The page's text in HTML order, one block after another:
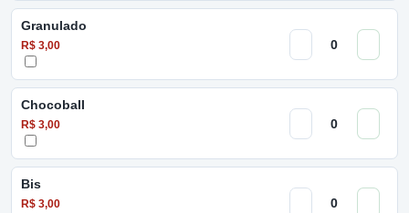
Granulado
R$ 3,00
Chocoball
R$ 3,00
Bis
R$ 3,00